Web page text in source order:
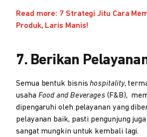
Read more: 7 Strategi Jitu Cara
Produk, Laris Manis!
7. Berikan
Semua bentuk bisnishospitality,
usaha Food and Beverages (F&B),
dipengaruhi oleh pelayanan yang
pelayanan baik, pasti pengunjung
sangat mungkin untuk kembali lagi.